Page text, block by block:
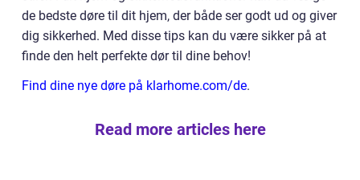
de bedste døre til dit hjem, der både ser godt ud og giver
dig sikkerhed. Med disse tips kan du være sikker på at
finde den helt perfekte dør til dine behov!
Find dine nye døre på klarhome.com/de.
Read more articles here